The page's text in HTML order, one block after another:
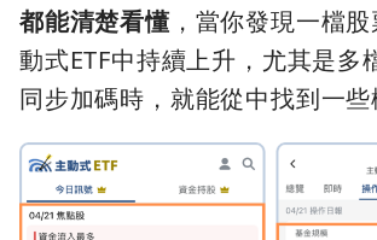
都能清楚看懂，當你發現一檔
動式ETF中持續上升，尤其是多
同步加碼時，就能從中找到一些